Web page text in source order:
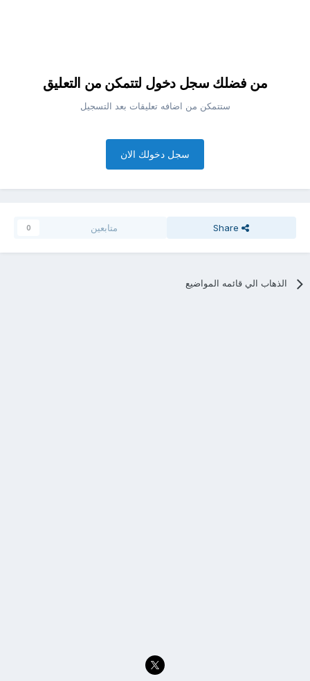
من فضلك سجل دخول لتتمكن من التعليق
ستتمكن من اضافه تعليقات بعد التسجيل
سجل دخولك الان
Share متابعين 0
الذهاب الي قائمه المواضيع